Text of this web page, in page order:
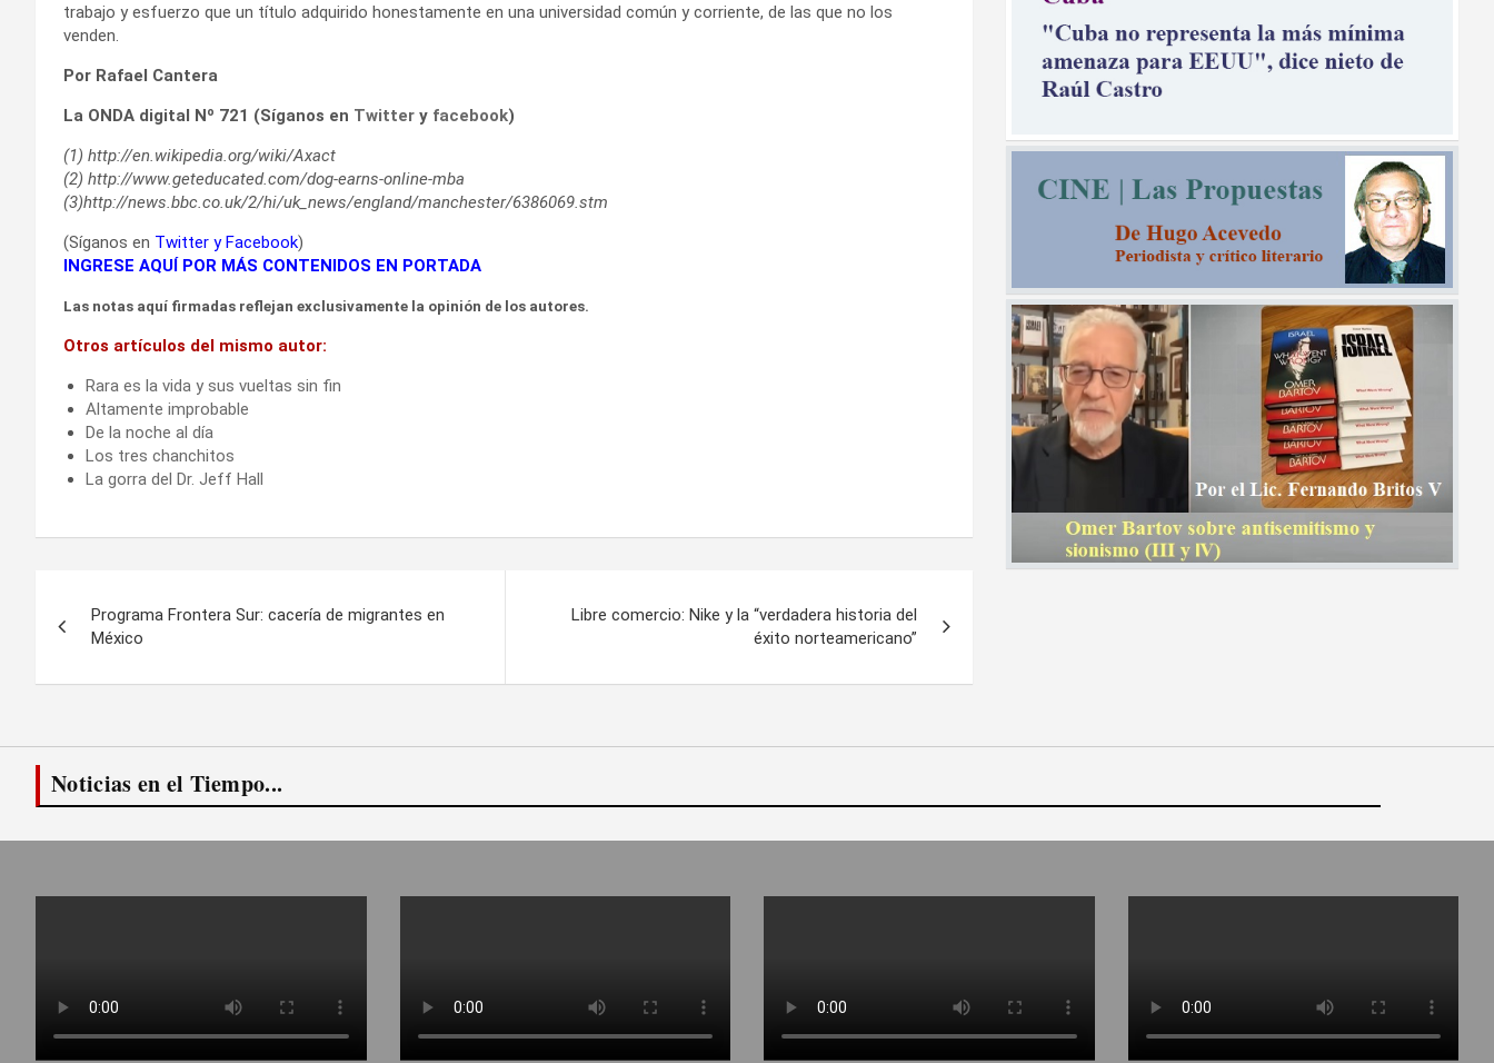
trabajo y esfuerzo que un título adquirido honestamente en una universidad común y corriente, de las que no los
venden.
Por Rafael Cantera
La ONDA digital Nº 721 (Síganos en Twitter y facebook)
(1) http://en.wikipedia.org/wiki/Axact
(2) http://www.geteducated.com/dog-earns-online-mba
(3)http://news.bbc.co.uk/2/hi/uk_news/england/manchester/6386069.stm
(Síganos en Twitter yFacebook)
INGRESE AQUÍ POR MÁS CONTENIDOS EN PORTADA
Las notas aquí firmadas reflejan exclusivamente la opinión de los autores.
Otros artículos del mismo autor:
Rara es la vida y sus vueltas sin fin
Altamente improbable
De la noche al día
Los tres chanchitos
La gorra del Dr. Jeff Hall
de
entradas
Programa Frontera Sur: cacería de migrantes en
México
Libre comercio: Nike y la “verdadera historia del
éxito norteamericano”
Noticias en el Tiempo...